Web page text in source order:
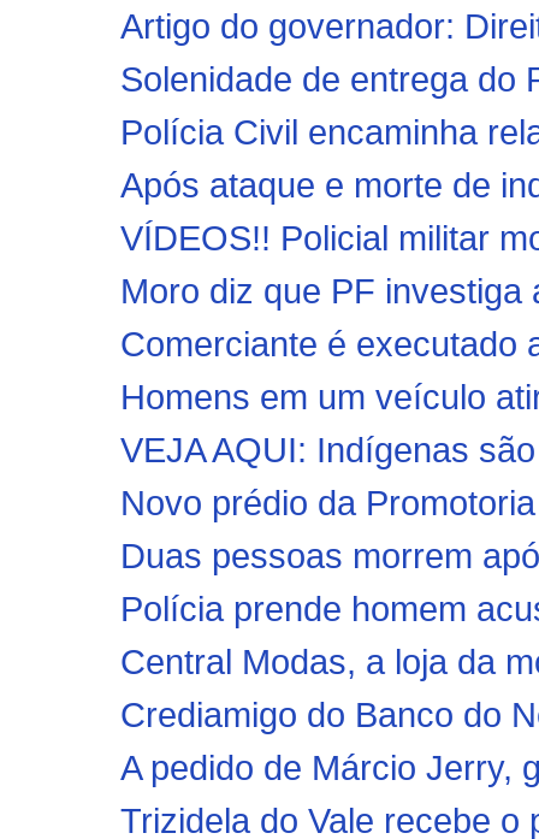
Artigo do governador:
Solenidade de entrega do
Polícia Civil encaminha
Após ataque e morte de
VÍDEOS!! Policial militar
Moro diz que PF
Comerciante é executado
Homens em um veículo
VEJA AQUI: Indígenas
Novo prédio da
Duas pessoas morrem
Polícia prende homem
Central Modas, a loja da
Crediamigo do Banco do
A pedido de Márcio Jerry,
Trizidela do Vale recebe o